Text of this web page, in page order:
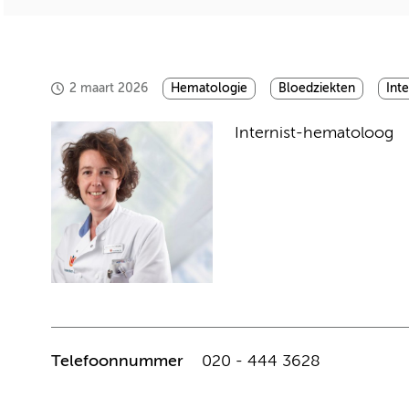
2 maart 2026 Hematologie Bloedziekten
Internist-hematoloog
Telefoonnummer 020 - 444 3628